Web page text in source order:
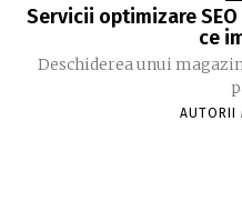
Servicii optimizare
ce
Deschiderea unui
AUTORII